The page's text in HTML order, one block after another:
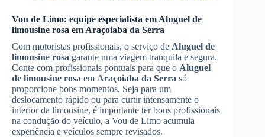
Vou de Limo: equipe especialista em Aluguel de
limousine rosa em Araçoiaba da Serra
Com motoristas profissionais, o serviço de Aluguel de
limousine rosa garante uma viagem tranquila e segura.
Conte com profissionais pontuais para que o Aluguel
de limousine rosa em Araçoiaba da Serra só
proporcione bons momentos. Seja para um
deslocamento rápido ou para curtir intensamente o
interior da limousine, é importante ter bons profissionais
na condução do veículo, a Vou de Limo acumula
experiência e veículos sempre revisados.